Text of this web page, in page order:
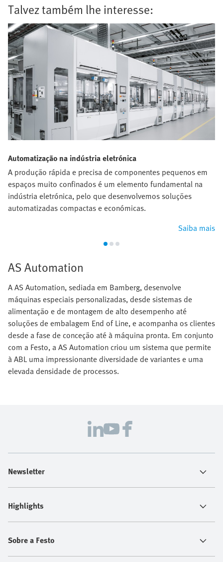
Talvez também lhe interesse:
Automatização na indústria eletrónica
A produção rápida e precisa de componentes pequenos em
espaços muito confinados é um elemento fundamental na
indústria eletrónica, pelo que desenvolvemos soluções
automatizadas compactas e económicas.
Saiba mais
AS Automation
A AS Automation, sediada em Bamberg, desenvolve
máquinas especiais personalizadas, desde sistemas de
alimentação e de montagem de alto desempenho até
soluções de embalagem End of Line, e acompanha os clientes
desde a fase de conceção até à máquina pronta. Em conjunto
com a Festo, a AS Automation criou um sistema que permite
à ABL uma impressionante diversidade de variantes e uma
elevada densidade de processos.
Newsletter
Highlights
Sobre a Festo